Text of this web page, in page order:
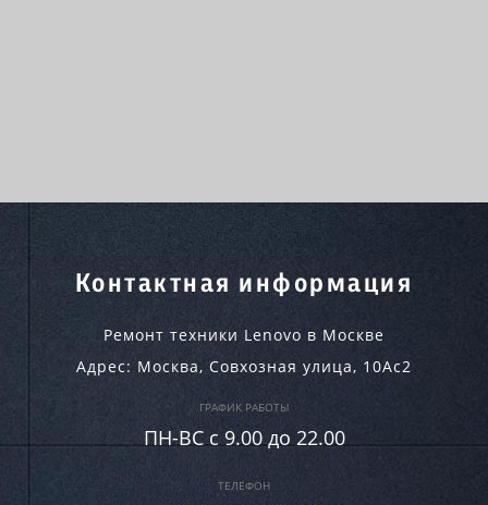
Контактная информация
Ремонт техники Lenovo в Москве
Адрес: Москва, Совхозная улица, 10Ас2
ГРАФИК РАБОТЫ
ПН-ВC c 9.00 до 22.00
ТЕЛЕФОН